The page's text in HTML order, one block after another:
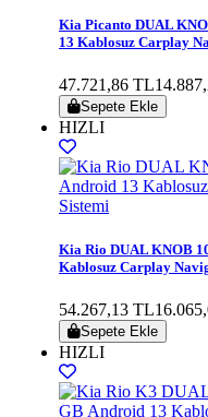
Kia Picanto DUAL
13 Kablosuz Carplay
47.721,86 TL
Sepete Ekle
HIZLI
Kia Rio DUAL KNOB
Kablosuz Carplay
54.267,13 TL
Sepete Ekle
HIZLI